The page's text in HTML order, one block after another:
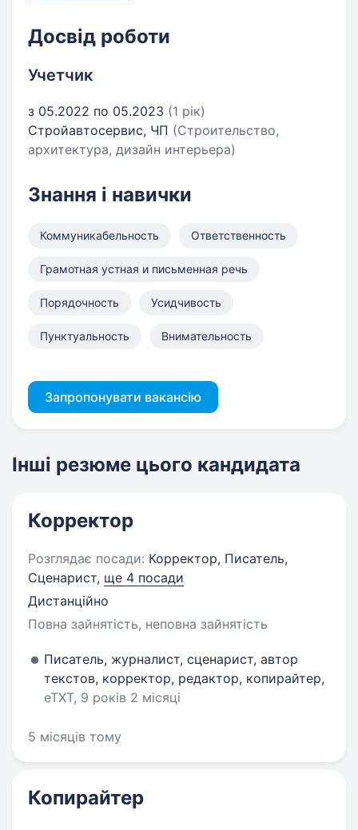
Досвід роботи
Учетчик
з 05.2022 по 05.2023 (1 рік)
Стройавтосервис, ЧП (Строительство,
архитектура, дизайн интерьера)
Знання і навички
Коммуникабельность Ответственность
Грамотная устная и письменная речь
Порядочность Усидчивость
Пунктуальность Внимательность
Запропонувати вакансію
Інші резюме цього кандидата
Корректор
Розглядає посади: Корректор, Писатель,
Сценарист, ще 4 посади
Дистанційно
Повна зайнятість, неповна зайнятість
Писатель, журналист, сценарист, автор
текстов, корректор, редактор, копирайтер,
eTXT, 9 років 2 місяці
5 місяців тому
Копирайтер